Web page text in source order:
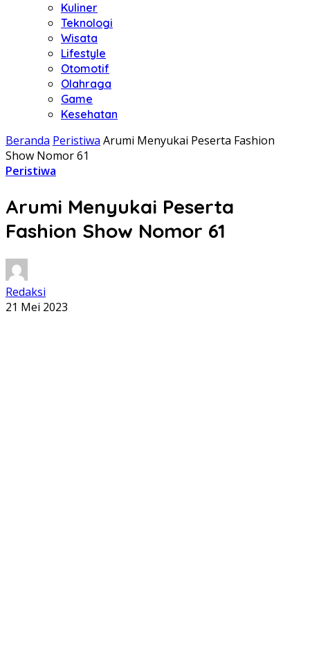
Kuliner
Teknologi
Wisata
Lifestyle
Otomotif
Olahraga
Game
Kesehatan
Beranda Peristiwa Arumi Menyukai Peserta Fashion
Show Nomor 61
Peristiwa
Arumi Menyukai Peserta
Fashion Show Nomor 61
Redaksi
21 Mei 2023